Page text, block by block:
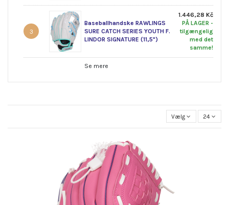
3
Baseballhandske RAWLINGS
SURE CATCH SERIES YOUTH F.
LINDOR SIGNATURE (11,5")
1.446,28 Kč
PÅ LAGER -
tilgængelig
med det
samme!
Se mere
Vælg 24